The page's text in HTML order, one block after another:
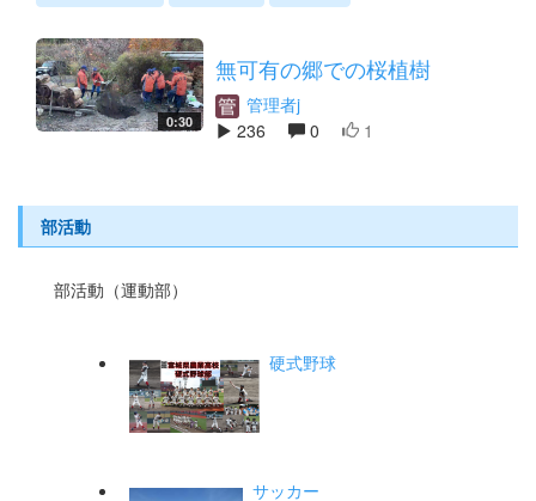
0:30
無可有の郷での桜植樹
管理者j
236
0 1
部活動
部活動（運動部）
硬式野球
サッカー